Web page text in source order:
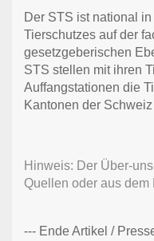
Der STS ist national
Tierschutzes auf der
gesetzgeberischen
STS stellen mit ihren
Auffangstationen die
Kantonen der Schweiz
Hinweis: Der Über-
Quellen oder aus dem
--- Ende Artikel /